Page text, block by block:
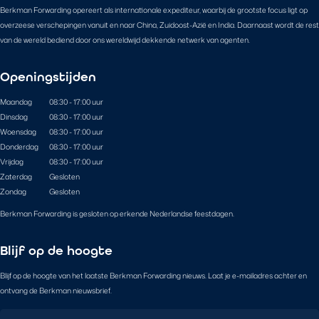
Berkman Forwarding opereert als internationale expediteur, waarbij de grootste focus ligt op
overzeese verschepingen vanuit en naar China, Zuidoost-Azië en India. Daarnaast wordt de rest
van de wereld bediend door ons wereldwijd dekkende netwerk van agenten.
Openingstijden
Maandag
08:30 - 17:00 uur
Dinsdag
08:30 - 17:00 uur
Woensdag
08:30 - 17:00 uur
Donderdag
08:30 - 17:00 uur
Vrijdag
08:30 - 17:00 uur
Zaterdag
Gesloten
Zondag
Gesloten
Berkman Forwarding is gesloten op erkende Nederlandse feestdagen.
Blijf op de hoogte
Blijf op de hoogte van het laatste Berkman Forwarding nieuws. Laat je e-mailadres achter en
ontvang de Berkman nieuwsbrief.